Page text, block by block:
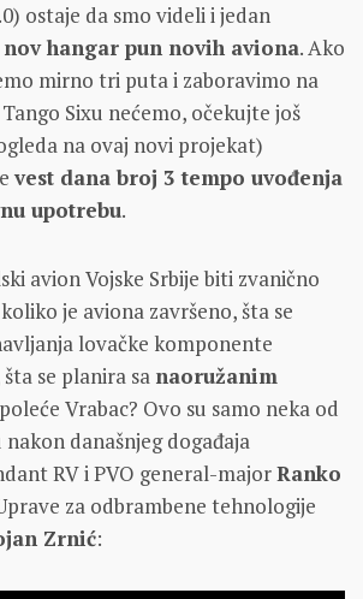
ostaje da smo videli i jedan
nov hangar pun novih aviona. Ako
mirno tri puta i zaboravimo na
Sixu nećemo, očekujte još
na ovaj novi projekat)
vest dana broj 3 tempo uvođenja
upotrebu.
avion Vojske Srbije biti zvanično
je aviona završeno, šta se
lovačke komponente
se planira sa naoružanim
Vrabac? Ovo su samo neka od
današnjeg događaja
RV i PVO general-majorRanko
za odbrambene tehnologije
Zrnić: